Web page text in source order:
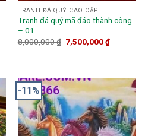
TRANH ĐÁ QUÝ CAO CẤP
Tranh đá quý mã đáo thành công
– 01
8,000,000₫ 7,500,000₫
-11%